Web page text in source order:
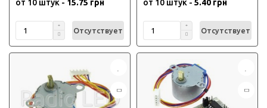
от 10 штук - 15.75 грн
Отсутствует
от 10 штук - 5.40 грн
Отсутствует